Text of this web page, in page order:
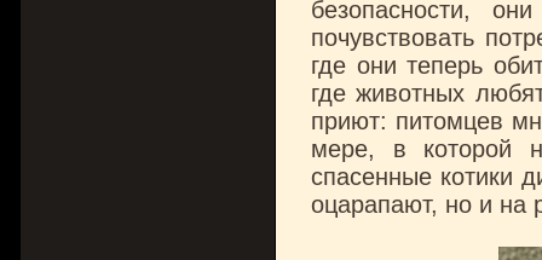
безопасности,
почувствовать
где они теперь
где животных
приют: питомцев
мере, в которой
спасенные котики
оцарапают, но и на